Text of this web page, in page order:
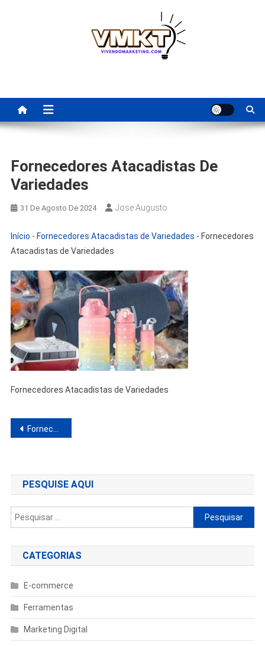
Para Revenda | Vivendo
Marketing
Fornecedores Atacadistas De
Variedades
31 De Agosto De 2024 Jose Augusto
Início - Fornecedores Atacadistas de Variedades - Fornecedores
Atacadistas de Variedades
Fornecedores Atacadistas de Variedades
Navegação
Post
Fornecedores Atacadistas de Variedades
PESQUISE AQUI
Pesquisar
por:
CATEGORIAS
E-commerce
Ferramentas
Marketing Digital